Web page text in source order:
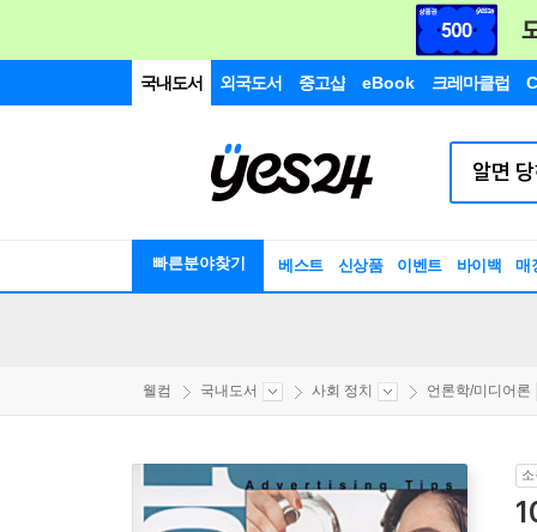
국내도서 외국도서 중고샵 eBook 크레마클럽
빠른분야찾기 베스트 신상품 이벤트 바이백 매
웰컴 국내도서 사회 정치 언론학/미디어론